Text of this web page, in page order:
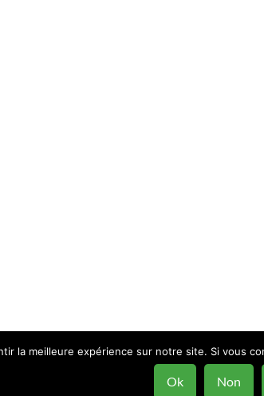
by ThemeGrill. Powered by: WordPress .
la meilleure expérience sur notre site. Si vous
Ok Non